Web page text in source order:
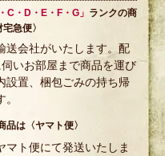
C・D・E・F・G」 ランクの商
急便〉
送会社がいたします。配
いお部屋まで商品を運び
設置、梱包ごみの持ち帰
品は〈ヤマト便〉
マト便にて発送いたしま